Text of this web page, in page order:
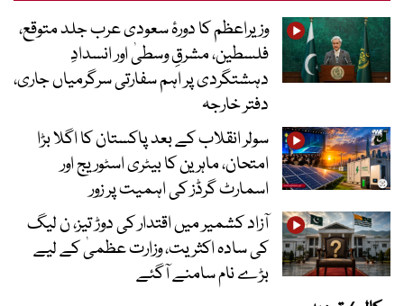
وزیراعظم کا دورۂ سعودی عرب جلد متوقع،
فلسطین، مشرقِ وسطیٰ اور انسدادِ
دہشتگردی پر اہم سفارتی سرگرمیاں جاری،
دفتر خارجہ
سولر انقلاب کے بعد پاکستان کا اگلا بڑا
امتحان، ماہرین کا بیٹری اسٹوریج اور
اسمارٹ گرڈز کی اہمیت پر زور
آزاد کشمیر میں اقتدار کی دوڑ تیز، ن لیگ
کی سادہ اکثریت، وزارت عظمیٰ کے لیے
بڑے نام سامنے آگئے